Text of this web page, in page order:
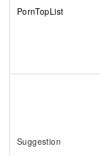
PornTopList
Suggestion